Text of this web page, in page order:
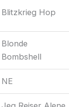
Blitzkrieg Hop
Blonde
Bombshell
NE